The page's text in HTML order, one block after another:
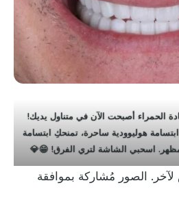
الحمراء أصبحت الآن في متناول يديك!
هوليوودية ساحرة، تمنحكِ ابتسامة
اسحبي الشاشة لتري الفرق! 😁💎
الصور مُشاركة بموافقة